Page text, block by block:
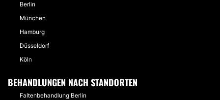
Berlin
München
Hamburg
Düsseldorf
Köln
BEHANDLUNGEN NACH STANDORTEN
Faltenbehandlung Berlin